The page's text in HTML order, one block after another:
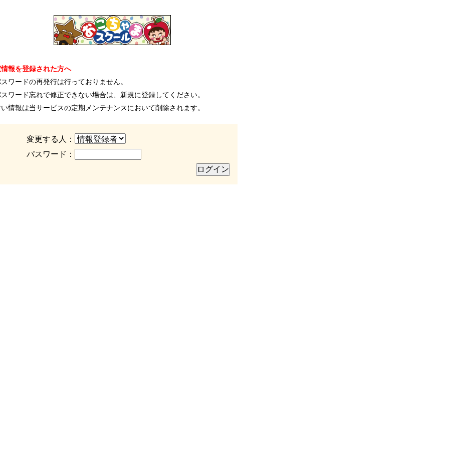
報を登録された方へ
スワードの再発行は行っておりません。
スワード忘れで修正できない場合は、新規に登録してください。
い情報は当サービスの定期メンテナンスにおいて削除されます。
変更する人：
パスワード：